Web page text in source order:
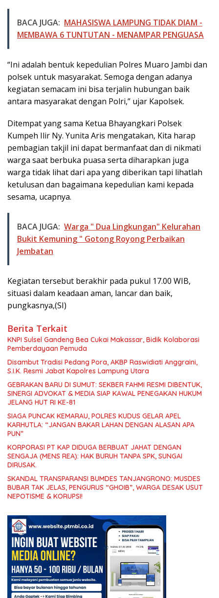
BACA JUGA: MAHASISWA LAMPUNG TIDAK DIAM -
MEMBAWA 6 TUNTUTAN - MENAMPAR PENGUASA
“Ini adalah bentuk kepedulian Polres Muaro Jambi dan
polsek untuk masyarakat. Semoga dengan adanya
kegiatan semacam ini bisa terjalin hubungan baik
antara masyarakat dengan Polri,” ujar Kapolsek.
Ditempat yang sama Ketua Bhayangkari Polsek
Kumpeh Ilir Ny. Yunita Aris mengatakan, Kita harap
pembagian takjil ini dapat bermanfaat dan di nikmati
warga saat berbuka puasa serta diharapkan juga
warga tidak lihat dari apa yang diberikan tapi lihatlah
ketulusan dan bagaimana kepedulian kami kepada
sesama, ucapnya.
BACA JUGA: Warga " Dua Lingkungan" Kelurahan
Bukit Kemuning " Gotong Royong Perbaikan
Jembatan
Kegiatan tersebut berakhir pada pukul 17.00 WIB,
situasi dalam keadaan aman, lancar dan baik,
pungkasnya,(SI)
Berita Terkait
KNPI Sulsel Gandeng Bea Cukai Makassar, Bidik Kolaborasi
Pemberdayaan Pemuda
Disambut Tradisi Pedang Pora, AKBP Raswidiati Anggraini,
S.I.K. Resmi Jabat Kapolres Lampung Utara
GEBRAKAN BARU DI SUMUT: SEKBER FAHMI RESMI DIBENTUK,
SINERGI ADVOKAT & MEDIA SIAP KAWAL PENEGAKAN HUKUM
JELANG HUT RI KE-81
SIAGA PUNCAK KEMARAU, POLRES KUDUS GELAR APEL
KARHUTLA: “JANGAN BAKAR LAHAN DENGAN ALASAN APA
PUN”
KORPORASI PT KAP DIDUGA BERBUAT JAHAT DENGAN
SENGAJA (MENS REA): HAK BURUH TANPA SPK, SUNGAI
DIRUSAK.
SKANDAL TRANSPARANSI BUMDES TANJANGRONO: MUSDES
BUBAR TAK JELAS, PENGURUS “GHOIB”, WARGA DESAK USUT
NEPOTISME & KORUPSI!